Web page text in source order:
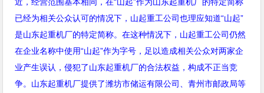
已经为相关公众认可的情况下，山起重工公司也理应知道“山起”
是山东起重机厂的特定简称。在这种情况下，山起重工公司仍然
在企业名称中使用“山起”作为字号，足以造成相关公众对两家企
业产生误认，侵犯了山东起重机厂的合法权益，构成不正当竞
争。山东起重机厂提供了潍坊市储运有限公司、青州市邮政局等